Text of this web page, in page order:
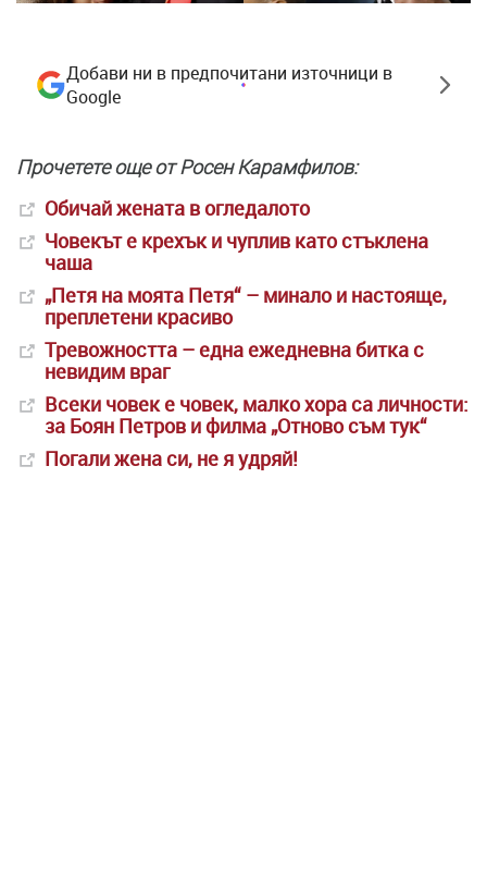
Добави ни в предпочитани източници в
Google
Прочетете още от Росен Карамфилов:
Обичай жената в огледалото
Човекът е крехък и чуплив като стъклена
чаша
„Петя на моята Петя“ – минало и настояще,
преплетени красиво
Тревожността – една ежедневна битка с
невидим враг
Всеки човек е човек, малко хора са личности:
за Боян Петров и филма „Отново съм тук“
Погали жена си, не я удряй!